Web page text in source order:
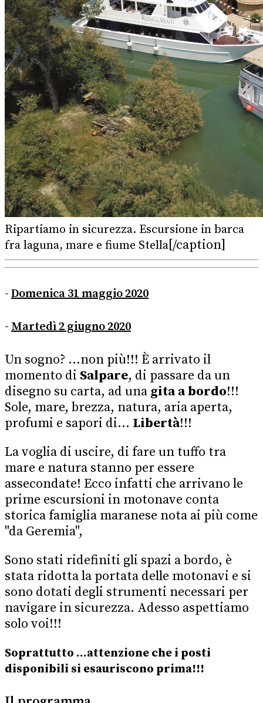
Ripartiamo in sicurezza. Escursione in barca
fra laguna, mare e fiume Stella[/caption]
- Domenica 31 maggio 2020
- Martedì 2 giugno 2020
Un sogno? ...non più!!! È arrivato il
momento di Salpare, di passare da un
disegno su carta, ad una gita a bordo!!!
Sole, mare, brezza, natura, aria aperta,
profumi e sapori di... Libertà!!!
La voglia di uscire, di fare un tuffo tra
mare e natura stanno per essere
assecondate! Ecco infatti che arrivano le
prime escursioni in motonave conta
storica famiglia maranese nota ai più come
"da Geremia",
Sono stati ridefiniti gli spazi a bordo, è
stata ridotta la portata delle motonavi e si
sono dotati degli strumenti necessari per
navigare in sicurezza. Adesso aspettiamo
solo voi!!!
Soprattutto ...attenzione che i posti
disponibili si esauriscono prima!!!